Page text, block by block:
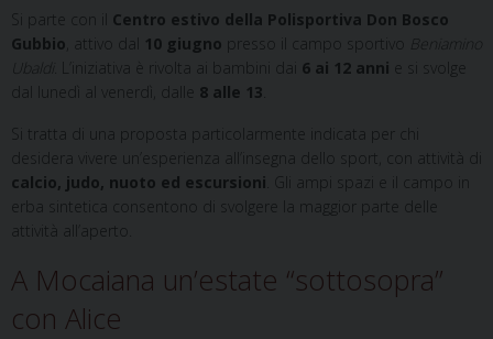
Si parte con il Centro estivo della Polisportiva Don Bosco
Gubbio , attivo dal 10 giugno presso il campo sportivo
. L’iniziativa è rivolta ai bambini dai 6 ai 12 anni e si svolge
dal lunedì al venerdì, dalle 8 alle 13
Si tratta di una proposta particolarmente indicata per chi
desidera vivere un’esperienza all’insegna dello sport, con attività di
calcio, judo, nuoto ed escursioni . Gli ampi spazi e il campo in
erba sintetica consentono di svolgere la maggior parte delle
attività all’aperto.
A Mocaiana un’estate “sottosopra”
con Alice